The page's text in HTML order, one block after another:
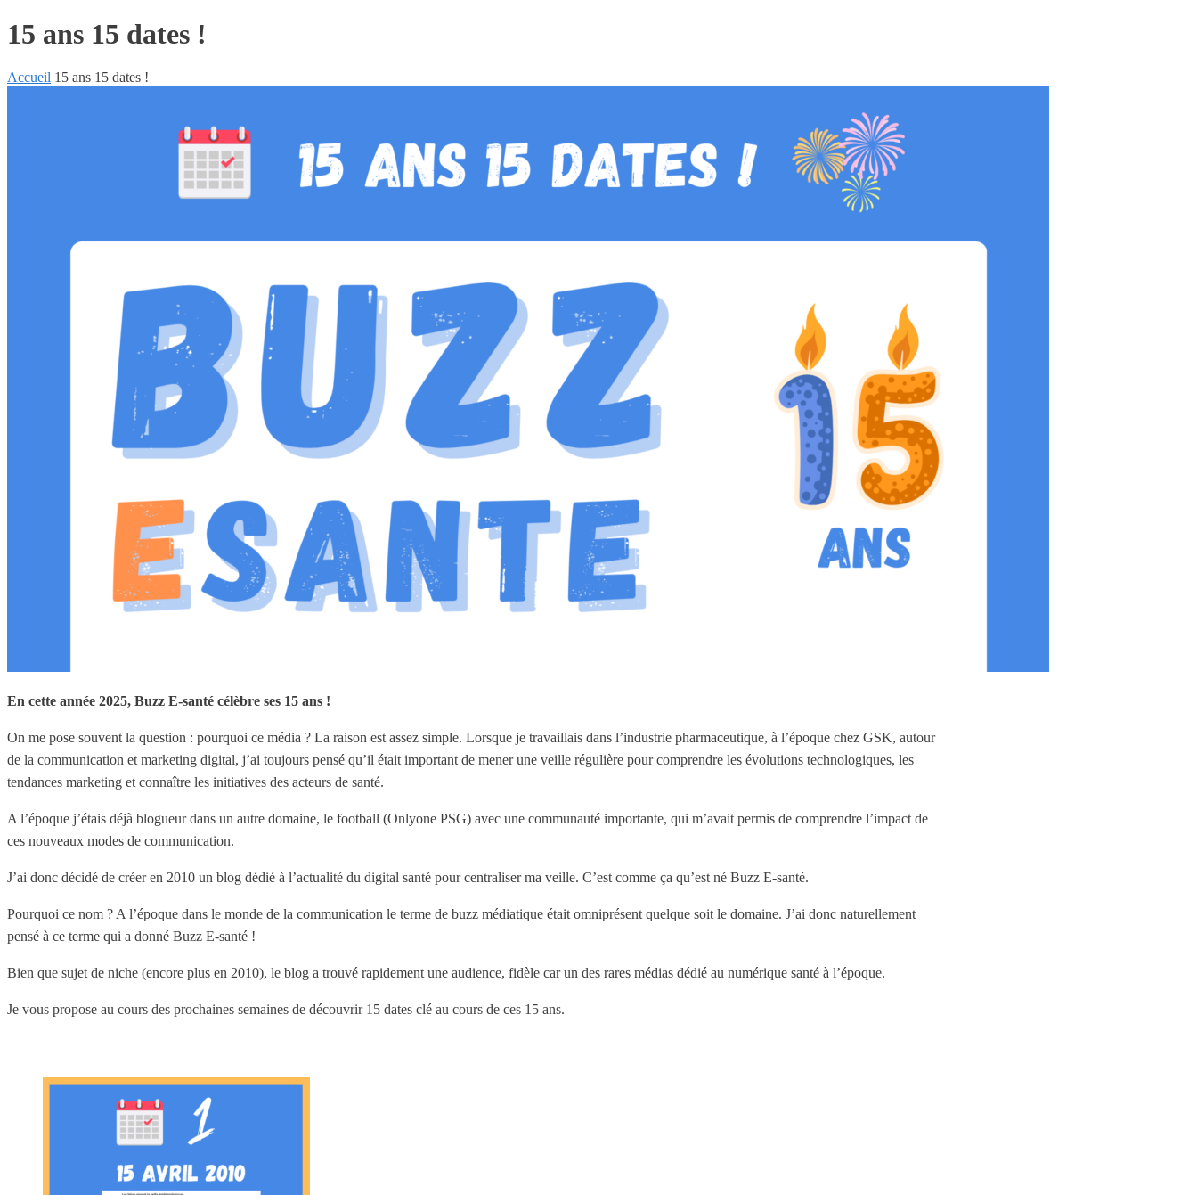
15 ans 15 dates !
Accueil 15 ans 15 dates !
En cette année 2025, Buzz E-santé célèbre ses 15 ans !
On me pose souvent la question : pourquoi ce média ? La raison est assez simple. Lorsque je travaillais dans l’industrie pharmaceutique, à l’époque chez GSK, autour
de la communication et marketing digital, j’ai toujours pensé qu’il était important de mener une veille régulière pour comprendre les évolutions technologiques, les
tendances marketing et connaître les initiatives des acteurs de santé.
A l’époque j’étais déjà blogueur dans un autre domaine, le football (Onlyone PSG) avec une communauté importante, qui m’avait permis de comprendre l’impact de
ces nouveaux modes de communication.
J’ai donc décidé de créer en 2010 un blog dédié à l’actualité du digital santé pour centraliser ma veille. C’est comme ça qu’est né Buzz E-santé.
Pourquoi ce nom ? A l’époque dans le monde de la communication le terme de buzz médiatique était omniprésent quelque soit le domaine. J’ai donc naturellement
pensé à ce terme qui a donné Buzz E-santé !
Bien que sujet de niche (encore plus en 2010), le blog a trouvé rapidement une audience, fidèle car un des rares médias dédié au numérique santé à l’époque.
Je vous propose au cours des prochaines semaines de découvrir 15 dates clé au cours de ces 15 ans.